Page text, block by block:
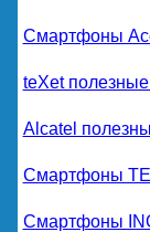
Смартфоны
teXet
Alcatel
Смартфоны
Смартфоны